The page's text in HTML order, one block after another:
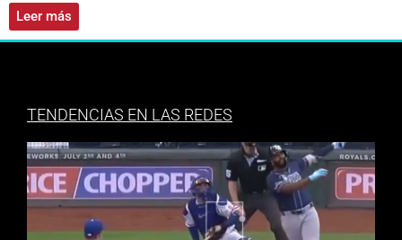
Leer más
TENDENCIAS EN LAS REDES